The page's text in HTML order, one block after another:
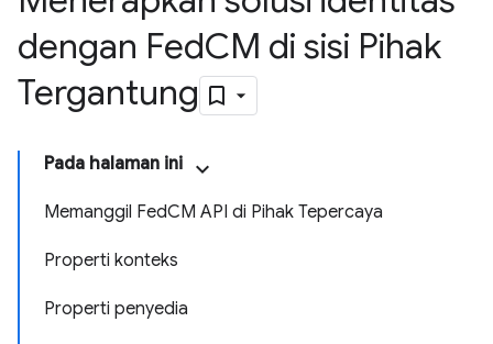
dengan FedCM di sisi Pihak
Tergantung
Pada halaman ini
Memanggil FedCM API di Pihak Tepercaya
Properti konteks
Properti penyedia